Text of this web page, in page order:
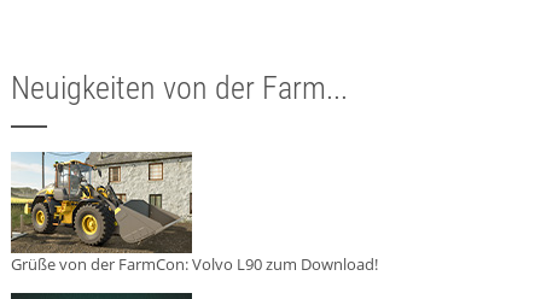
Neuigkeiten von der Farm...
Grüße von der FarmCon: Volvo L90 zum Download!